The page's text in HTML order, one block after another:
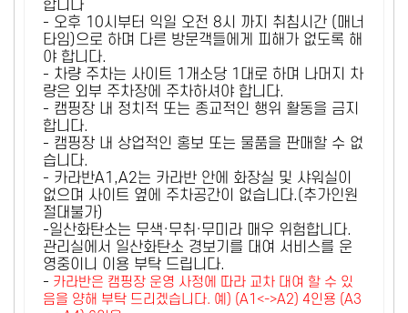
합니다
- 오후 10시부터 익일 오전 8시 까지 취침시간 (매너
타임)으로 하며 다른 방문객들에게 피해가 없도록 해
야 합니다.
- 차량 주차는 사이트 1개소당 1대로 하며 나머지 차
량은 외부 주차장에 주차하셔야 합니다.
- 캠핑장 내 정치적 또는 종교적인 행위 활동을 금지
합니다.
- 캠핑장 내 상업적인 홍보 또는 물품을 판매할 수 없
습니다.
- 카라반A1,A2는 카라반 안에 화장실 및 샤워실이
없으며 사이트 옆에 주차공간이 없습니다.(추가인원
절대불가)
-일산화탄소는 무색·무취·무미라 매우 위험합니다.
관리실에서 일산화탄소 경보기를 대여 서비스를 운
영중이니 이용 부탁 드립니다.
- 카라반은 캠핑장 운영 사정에 따라 교차 대여 할 수 있
음을 양해 부탁 드리겠습니다. 예) (A1<->A2) 4인용 (A3